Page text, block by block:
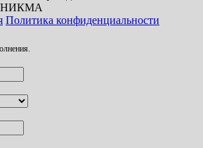
Политика конфиденциальности